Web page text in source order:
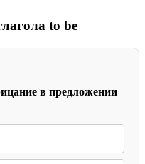
to be
в предложении